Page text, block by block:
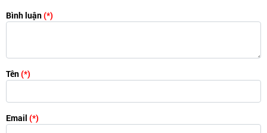
Bình luận(*)
Tên(*)
Email (*)